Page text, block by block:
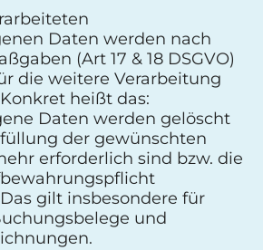
Daten werden nach
(Art 17 & 18 DSGVO)
die weitere Verarbeitung
heißt das:
Daten werden gelöscht
der gewünschten
erforderlich sind bzw. die
gilt insbesondere für
und